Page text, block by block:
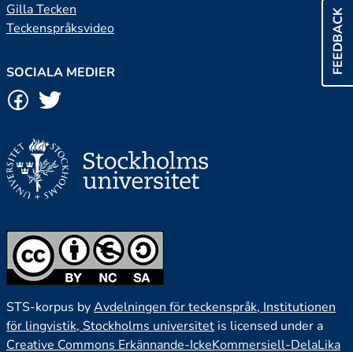
FEEDBACK
Gilla Tecken
Teckenspråksvideo
SOCIALA MEDIER
STS-korpus byAvdelningen för teckenspråk, Institutionen
för lingvistik, Stockholms universitet is licensed under a
Creative Commons Erkännande-IckeKommersiell-DelaLika